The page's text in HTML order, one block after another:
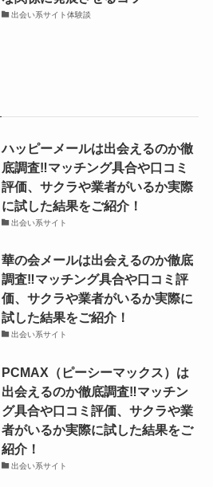
出会い系サイト体験談
ハッピーメールは出会えるのか徹
底調査‼マッチング具合や口コミ
評価、サクラや業者がいるか実際
に試した結果をご紹介！
出会い系サイト
華の会メールは出会えるのか徹底
調査‼マッチング具合や口コミ評
価、サクラや業者がいるか実際に
試した結果をご紹介！
出会い系サイト
PCMAX（ピーシーマックス）は
出会えるのか徹底調査‼マッチン
グ具合や口コミ評価、サクラや業
者がいるか実際に試した結果をご
紹介！
出会い系サイト